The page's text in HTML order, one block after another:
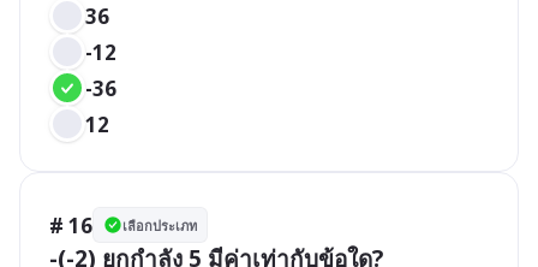
36
-12
-36
12
# 16 เลือกประเภท
-(-2) ยกกำลัง 5 มีค่าเท่ากับข้อใด?